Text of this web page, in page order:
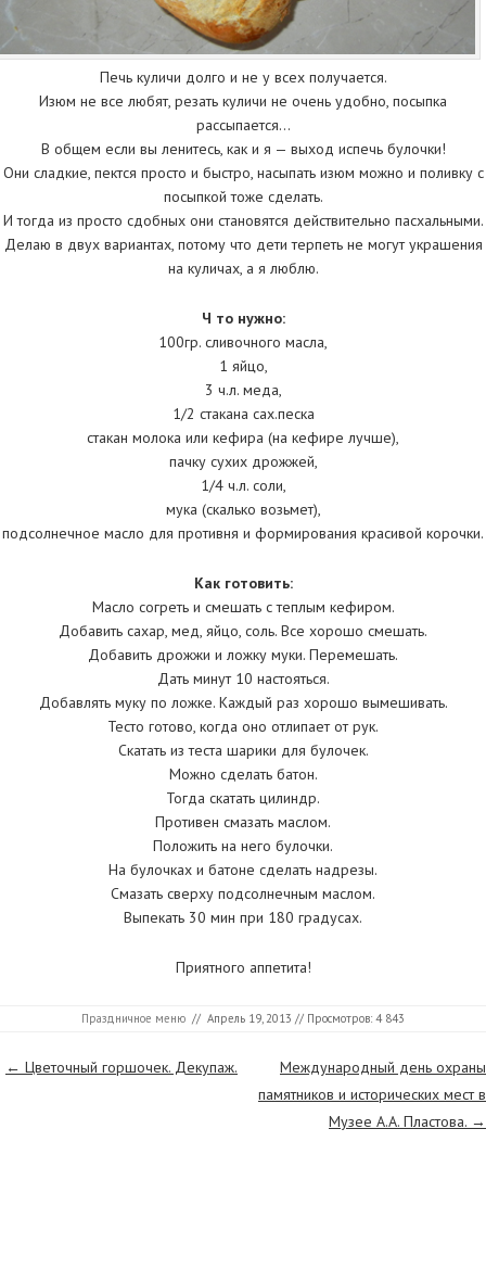
Печь куличи долго и не у всех получается.
Изюм не все любят, резать куличи не очень удобно, посыпка
рассыпается…
В общем если вы ленитесь, как и я — выход испечь булочки!
Они сладкие, пектся просто и быстро, насыпать изюм можно и поливку с
посыпкой тоже сделать.
И тогда из просто сдобных они становятся действительно пасхальными.
Делаю в двух вариантах, потому что дети терпеть не могут украшения
на куличах, а я люблю.
Ч то нужно:
100гр. сливочного масла,
1 яйцо,
3 ч.л. меда,
1/2 стакана сах.песка
стакан молока или кефира (на кефире лучше),
пачку сухих дрожжей,
1/4 ч.л. соли,
мука (скалько возьмет),
подсолнечное масло для противня и формирования красивой корочки.
Как готовить:
Масло согреть и смешать с теплым кефиром.
Добавить сахар, мед, яйцо, соль. Все хорошо смешать.
Добавить дрожжи и ложку муки. Перемешать.
Дать минут 10 настояться.
Добавлять муку по ложке. Каждый раз хорошо вымешивать.
Тесто готово, когда оно отлипает от рук.
Скатать из теста шарики для булочек.
Можно сделать батон.
Тогда скатать цилиндр.
Противен смазать маслом.
Положить на него булочки.
На булочках и батоне сделать надрезы.
Смазать сверху подсолнечным маслом.
Выпекать 30 мин при 180 градусах.
Приятного аппетита!
Праздничное меню // Апрель 19, 2013 // Просмотров: 4 843
Страницы
← Цветочный горшочек. Декупаж.
Международный день охраны
памятников и исторических мест в
Музее А.А. Пластова. →